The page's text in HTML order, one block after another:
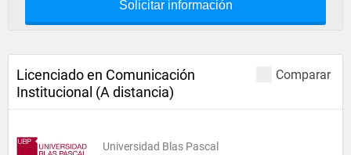
Solicitar información
Comparar
Licenciado en Comunicación
Institucional (A distancia)
Universidad Blas Pascal